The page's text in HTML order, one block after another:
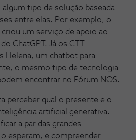
tipo de solução baseada
entre elas. Por exemplo, o
criou um serviço de apoio ao
ChatGPT. Já os CTT
Helena, um chatbot para
o mesmo tipo de tecnologia
encontrar no Fórum NOS.
perceber qual o presente e o
artificial generativa.
a par das grandes
esperam, e compreender